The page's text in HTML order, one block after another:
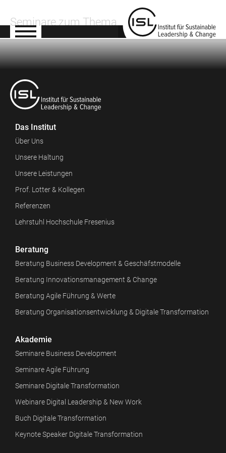
Seminare zum Thema
Das Institut
Über Uns
Unsere Haltung
Unsere Leistungen
Prof. Lotter & Kollegen
Referenzen
Lehrstuhl Hochschule Fresenius
Beratung
Beratung Business Development & Geschäfstmodelle
Beratung Innovationsmanagement & Change
Beratung Agile Führung & Werte
Beratung Organisationsentwicklung & Digitale Transformation
Akademie
Seminare Business Development
Seminare Agile Führung
Seminare Digitale Transformation
Webinare Digital Leadership & New Work
Buch Digitale Transformation
Keynote Speaker Digitale Transformation